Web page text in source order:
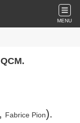
MENU
Fabrice Pion).